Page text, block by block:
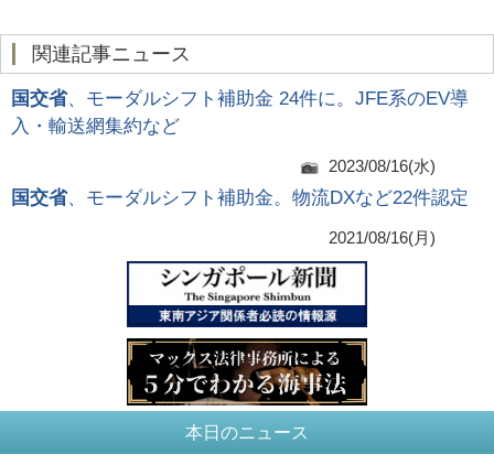
関連記事ニュース
国交省、モーダルシフト補助金 24件に。JFE系のEV導
入・輸送網集約など
2023/08/16(水)
国交省、モーダルシフト補助金。物流DXなど22件認定
2021/08/16(月)
本日のニュース